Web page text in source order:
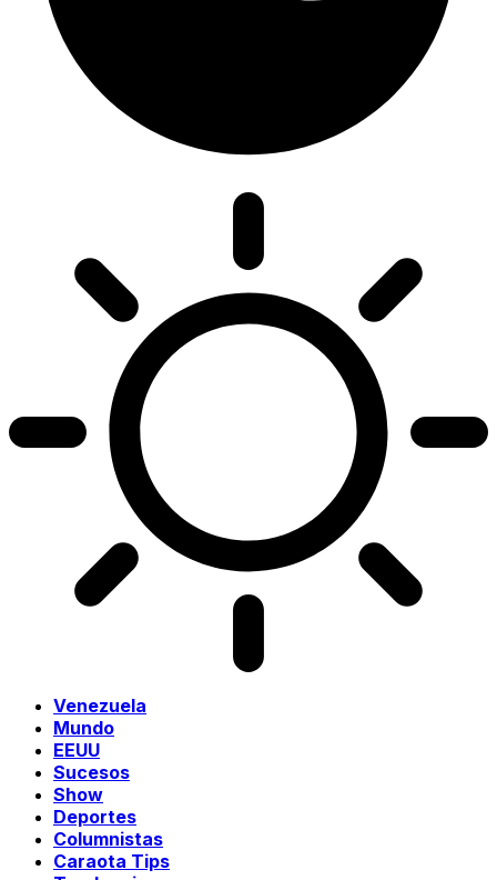
Venezuela
Mundo
EEUU
Sucesos
Show
Deportes
Columnistas
Caraota Tips